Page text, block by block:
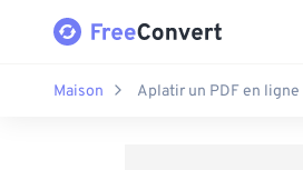
Maison Aplatir un PDF en ligne